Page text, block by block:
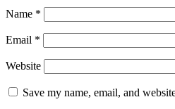
Name *
Email *
Website
Save my name, email, and